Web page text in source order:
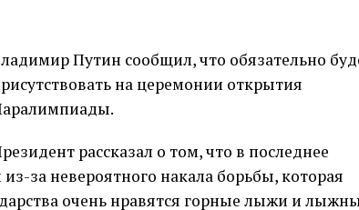
Путин сообщил, что обязательно
на церемонии открытия
рассказал о том, что в последнее
за невероятного накала борьбы, которая
очень нравятся горные лыжи и